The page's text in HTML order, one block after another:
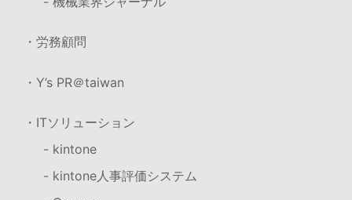
・労務顧問
・Y’s PR＠taiwan
・ITソリューション
- kintone
- kintone人事評価システム